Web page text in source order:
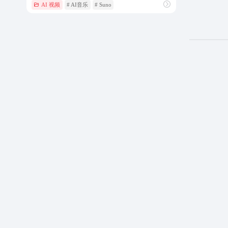
AI 视频 # AI音乐 # Suno